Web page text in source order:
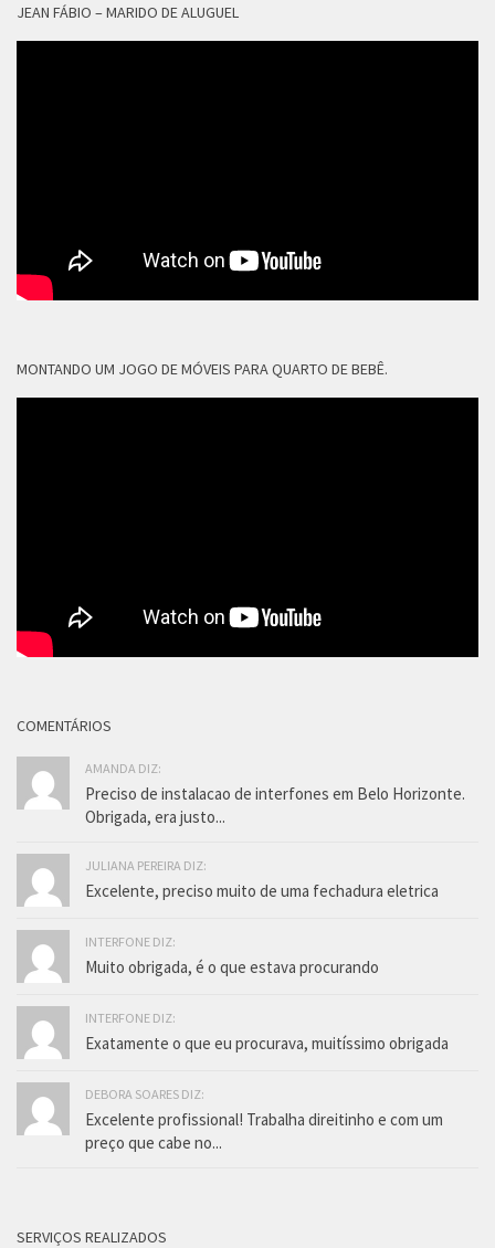
JEAN FÁBIO – MARIDO DE ALUGUEL
MONTANDO UM JOGO DE MÓVEIS PARA QUARTO DE BEBÊ.
COMENTÁRIOS
AMANDA DIZ:
Preciso de instalacao de interfones em Belo Horizonte.
Obrigada, era justo...
JULIANA PEREIRA DIZ:
Excelente, preciso muito de uma fechadura eletrica
INTERFONE DIZ:
Muito obrigada, é o que estava procurando
INTERFONE DIZ:
Exatamente o que eu procurava, muitíssimo obrigada
DEBORA SOARES DIZ:
Excelente profissional! Trabalha direitinho e com um
preço que cabe no...
SERVIÇOS REALIZADOS